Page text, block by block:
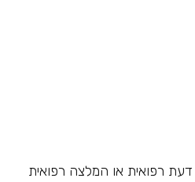
רפואית או המלצה רפואית